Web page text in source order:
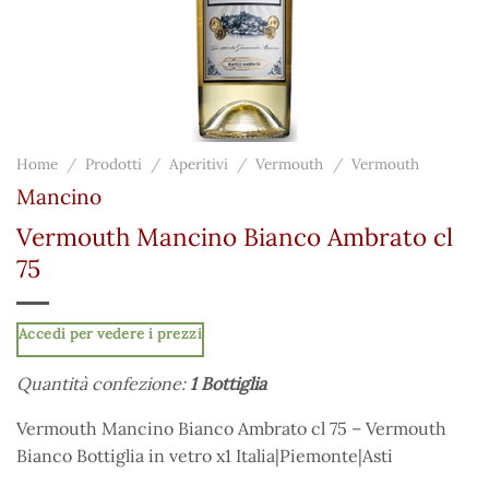
Home / Prodotti / Aperitivi / Vermouth / Vermouth
Mancino
Vermouth Mancino Bianco Ambrato cl
75
Accedi per vedere i prezzi
Quantità confezione: 1 Bottiglia
Vermouth Mancino Bianco Ambrato cl 75 – Vermouth
Bianco Bottiglia in vetro x1 Italia|Piemonte|Asti